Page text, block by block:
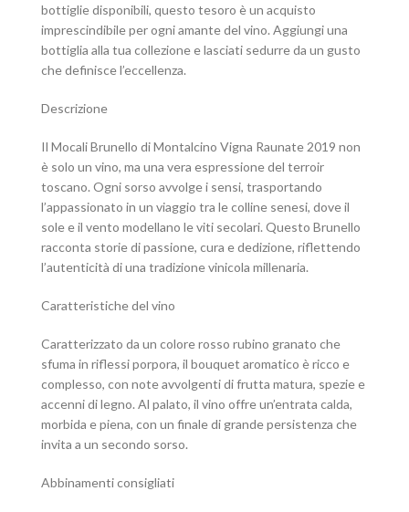
bottiglie disponibili, questo tesoro è un acquisto
imprescindibile per ogni amante del vino. Aggiungi una
bottiglia alla tua collezione e lasciati sedurre da un gusto
che definisce l’eccellenza.
Descrizione
Il Mocali Brunello di Montalcino Vigna Raunate 2019 non
è solo un vino, ma una vera espressione del terroir
toscano. Ogni sorso avvolge i sensi, trasportando
l’appassionato in un viaggio tra le colline senesi, dove il
sole e il vento modellano le viti secolari. Questo Brunello
racconta storie di passione, cura e dedizione, riflettendo
l’autenticità di una tradizione vinicola millenaria.
Caratteristiche del vino
Caratterizzato da un colore rosso rubino granato che
sfuma in riflessi porpora, il bouquet aromatico è ricco e
complesso, con note avvolgenti di frutta matura, spezie e
accenni di legno. Al palato, il vino offre un’entrata calda,
morbida e piena, con un finale di grande persistenza che
invita a un secondo sorso.
Abbinamenti consigliati